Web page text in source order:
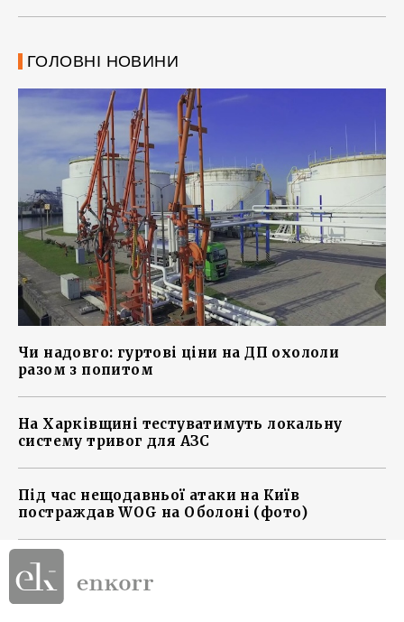
ГОЛОВНІ НОВИНИ
Чи надовго: гуртові ціни на ДП охололи
разом з попитом
На Харківщині тестуватимуть локальну
систему тривог для АЗС
Під час нещодавньої атаки на Київ
постраждав WOG на Оболоні (фото)